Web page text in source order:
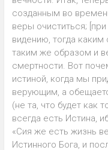
созданным во
веры очиститься;
видению, тогда
таким же образом и
смертности. Вот
истиной, когда мы
верующим, а
(не та, что будет как
всегда есть Истина,
«Сия же есть жизнь
Истинного Бога, и